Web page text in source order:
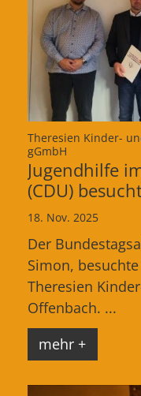
Theresien Kinder-
gGmbH
Jugendhilfe
(CDU)
18. Nov. 2025
Der
Simon,
Theresien
Offenbach. ...
mehr +